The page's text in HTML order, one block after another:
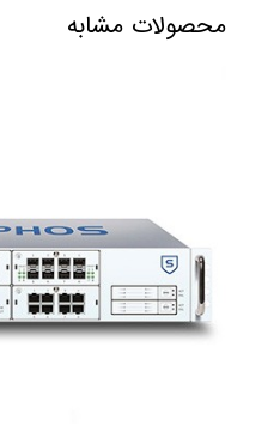
محصولات مشابه